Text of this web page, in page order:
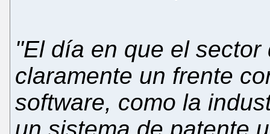
"El día en que el
claramente un frente
software, como la